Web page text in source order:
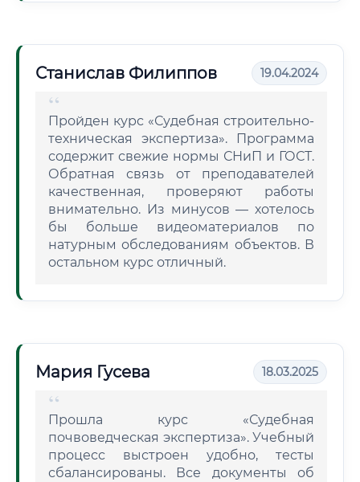
Станислав Филиппов 19.04.2024
Пройден курс «Судебная строительно-
техническая экспертиза». Программа
содержит свежие нормы СНиП и ГОСТ.
Обратная связь от преподавателей
качественная, проверяют работы
внимательно. Из минусов — хотелось
бы больше видеоматериалов по
натурным обследованиям объектов. В
остальном курс отличный.
Мария Гусева 18.03.2025
Прошла курс «Судебная
почвоведческая экспертиза». Учебный
процесс выстроен удобно, тесты
сбалансированы. Все документы об